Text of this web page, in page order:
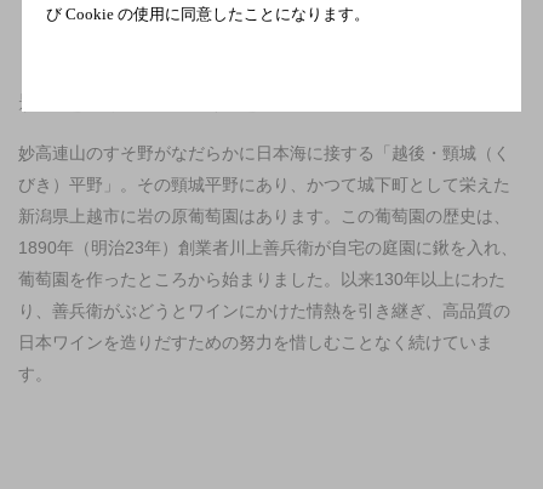
妙高連山のすそ野がなだらかに日本海に接する「越後・頸城（く
びき）平野」。その頸城平野にあり、かつて城下町として栄えた
新潟県上越市に岩の原葡萄園はあります。この葡萄園の歴史は、
1890年（明治23年）創業者川上善兵衛が自宅の庭園に鍬を入れ、
葡萄園を作ったところから始まりました。以来130年以上にわた
り、善兵衛がぶどうとワインにかけた情熱を引き継ぎ、高品質の
日本ワインを造りだすための努力を惜しむことなく続けていま
す。
び Cookie の使用に同意したことになります。